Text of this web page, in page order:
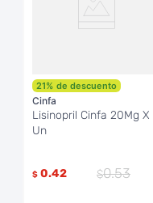
21% de descuento
Cinfa
Lisinopril Cinfa 20Mg X
Un
$ 0.42 0.53